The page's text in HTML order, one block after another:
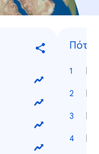
Πότε...